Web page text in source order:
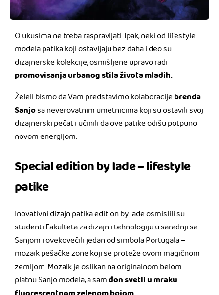
O ukusima ne treba raspravljati. Ipak, neki od lifestyle
modela patika koji ostavljaju bez daha i deo su
dizajnerske kolekcije, osmišljene upravo radi
promovisanja urbanog stila života mladih.
Želeli bismo da Vam predstavimo kolaboracije brenda
Sanjosa neverovatnim umetnicima koji su ostavili svoj
dizajnerski pečat i učinili da ove patike odišu potpuno
novom energijom.
Special edition by Iade – lifestyle
patike
Inovativni dizajn patika edition by Iade osmislili su
studenti Fakulteta za dizajn i tehnologiju u saradnji sa
Sanjom i ovekovečili jedan od simbola Portugala –
mozaik pešačke zone koji se proteže ovom magičnom
zemljom. Mozaik je oslikan na originalnom belom
platnu Sanjo modela, a samđon svetli u mraku